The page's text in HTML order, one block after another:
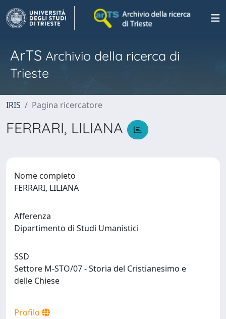
ArTS Archivio della ricerca di
Trieste
IRIS Pagina ricercatore
FERRARI, LILIANA
Nome completo
FERRARI, LILIANA
Afferenza
Dipartimento di Studi Umanistici
SSD
Settore M-STO/07 - Storia del Cristianesimo e
delle Chiese
Profilo